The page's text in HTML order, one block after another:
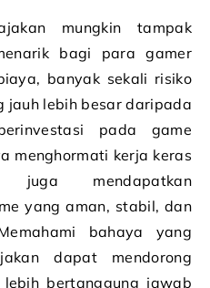
mungkin tampak
bagi para gamer
banyak sekali risiko
jauh lebih besar daripada
pada game
menghormati kerja keras
juga mendapatkan
yang aman, stabil, dan
bahaya yang
dapat mendorong
bertanggung jawab